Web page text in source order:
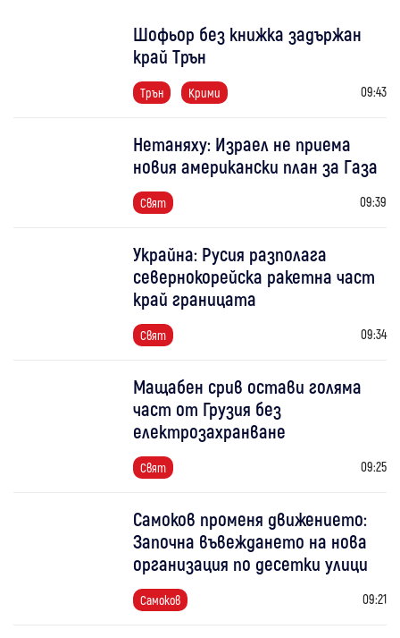
Шофьор без книжка задържан
край Трън
Трън Крими 09:43
Нетаняху: Израел не приема
новия американски план за Газа
Свят 09:39
Украйна: Русия разполага
севернокорейска ракетна част
край границата
Свят 09:34
Мащабен срив остави голяма
част от Грузия без
електрозахранване
Свят 09:25
Самоков променя движението:
Започна въвеждането на нова
организация по десетки улици
Самоков 09:21